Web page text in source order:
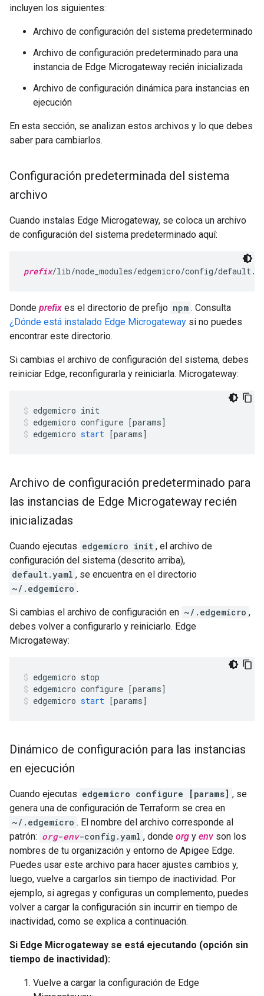
incluyen los siguientes:
Archivo de configuración del sistema predeterminado
Archivo de configuración predeterminado para una
instancia de Edge Microgateway recién inicializada
Archivo de configuración dinámica para instancias en
ejecución
En esta sección, se analizan estos archivos y lo que debes
saber para cambiarlos.
Configuración predeterminada del sistema
archivo
Cuando instalas Edge Microgateway, se coloca un archivo
de configuración del sistema predeterminado aquí:
prefix/lib/node_modules/edgemicro/config/
Donde prefix es el directorio de prefijo npm . Consulta
¿Dónde está instalado Edge Microgateway si no puedes
encontrar este directorio.
Si cambias el archivo de configuración del sistema, debes
reiniciar Edge, reconfigurarla y reiniciarla. Microgateway:
edgemicro init
edgemicro configure [params]
edgemicro start [params]
Archivo de configuración predeterminado para
las instancias de Edge Microgateway recién
inicializadas
Cuando ejecutas edgemicro init , el archivo de
configuración del sistema (descrito arriba),
default.yaml , se encuentra en el directorio
~/.edgemicro .
Si cambias el archivo de configuración en ~/.edgemicro ,
debes volver a configurarlo y reiniciarlo. Edge
Microgateway:
edgemicro stop
edgemicro configure [params]
edgemicro start [params]
Dinámico de configuración para las instancias
en ejecución
Cuando ejecutas edgemicro configure [params] , se
genera una de configuración de Terraform se crea en
~/.edgemicro . El nombre del archivo corresponde al
patrón: org-env-config.yaml , donde org y env son los
nombres de tu organización y entorno de Apigee Edge.
Puedes usar este archivo para hacer ajustes cambios y,
luego, vuelve a cargarlos sin tiempo de inactividad. Por
ejemplo, si agregas y configuras un complemento, puedes
volver a cargar la configuración sin incurrir en tiempo de
inactividad, como se explica a continuación.
Si Edge Microgateway se está ejecutando (opción sin
tiempo de inactividad):
Vuelve a cargar la configuración de Edge